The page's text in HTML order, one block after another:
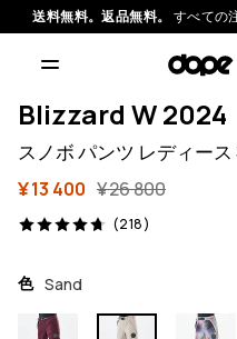
送料無料。返品無料。 すべての
Blizzard W 2024
スノボ パンツ レディー
¥ 13 400 ¥ 26 800
(218)
218 レビュー, 4.7/5
色 Sand